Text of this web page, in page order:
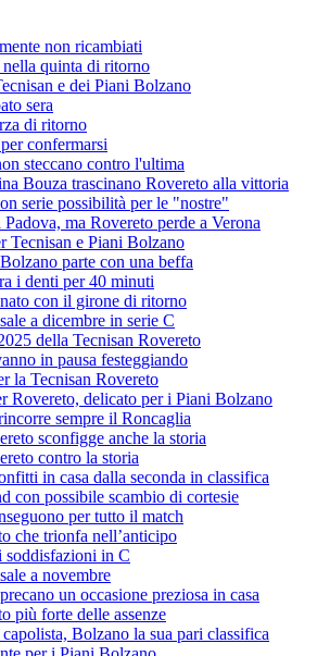
non ricambiati
quinta di ritorno
e dei Piani Bolzano
sera
di ritorno
confermarsi
steccano contro l'ultima
Bouza trascinano Rovereto alla vittoria
serie possibilità per le "nostre"
ma Rovereto perde a Verona
Tecnisan e Piani Bolzano
parte con una beffa
i denti per 40 minuti
con il girone di ritorno
a dicembre in serie C
della Tecnisan Rovereto
in pausa festeggiando
la Tecnisan Rovereto
Rovereto, delicato per i Piani Bolzano
sempre il Roncaglia
sconfigge anche la storia
contro la storia
in casa dalla seconda in classifica
con possibile scambio di cortesie
per tutto il match
che trionfa nell’anticipo
in C
a novembre
un occasione preziosa in casa
più forte delle assenze
Bolzano la sua pari classifica